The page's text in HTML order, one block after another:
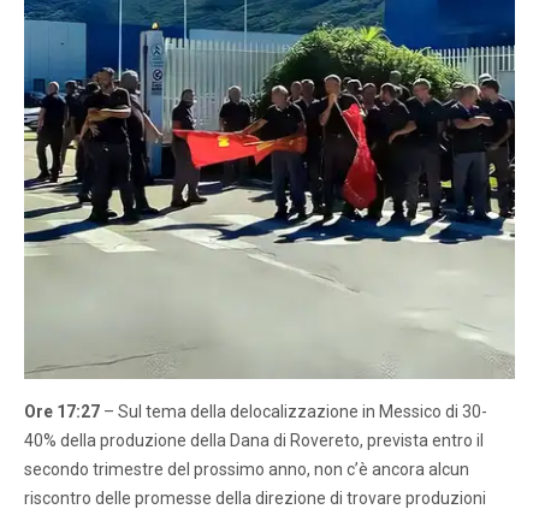
Ore 17:27 – Sul tema della delocalizzazione in Messico di 30-
40% della produzione della Dana di Rovereto, prevista entro il
secondo trimestre del prossimo anno, non c’è ancora alcun
riscontro delle promesse della direzione di trovare produzioni